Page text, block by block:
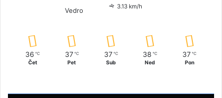
Vedro
3.13 km/h
36 ℃
Čet
37 ℃
Pet
37 ℃
Sub
38 ℃
Ned
37 ℃
Pon